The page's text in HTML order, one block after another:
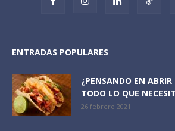
ENTRADAS POPULARES
¿PENSANDO EN
TODO LO QUE
26 febrero 2021